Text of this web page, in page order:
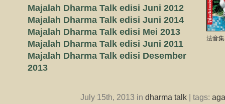
法音集
Majalah Dharma Talk edisi Juni 2012
Majalah Dharma Talk edisi Juni 2014
Majalah Dharma Talk edisi Mei 2013
Majalah Dharma Talk edisi Juni 2011
Majalah Dharma Talk edisi Desember
2013
July 15th, 2013 in dharma talk | tags: